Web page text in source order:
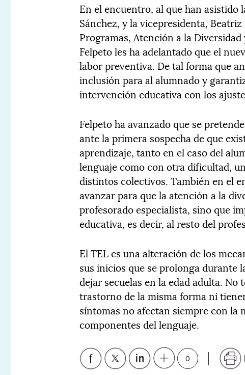
En el encuentro, al que han asistido
Sánchez, y la vicepresidenta,
Programas, Atención a la
Felpeto les ha adelantado que el
labor preventiva. De tal forma que
inclusión para al alumnado y
intervención educativa con los
Felpeto ha avanzado que se
ante la primera sospecha de que
aprendizaje, tanto en el caso del
lenguaje como con otra dificultad,
distintos colectivos. También en el
avanzar para que la atención a la
profesorado especialista, sino que
educativa, es decir, al resto del
El TEL es una alteración de los
sus inicios que se prolonga durante
dejar secuelas en la edad adulta.
trastorno de la misma forma ni
síntomas no afectan siempre con la
componentes del lenguaje.
0